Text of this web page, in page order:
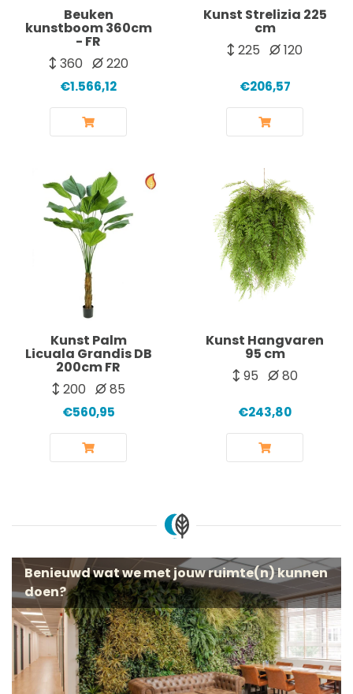
Beuken
kunstboom 360cm
- FR
360
220
€1.566,12
Kunst Strelizia 225
cm
225
120
€206,57
Kunst Palm
Licuala Grandis DB
200cm FR
200
85
€560,95
Kunst Hangvaren
95 cm
95
80
€243,80
Benieuwd wat we met jouw ruimte(n) kunnen
doen?